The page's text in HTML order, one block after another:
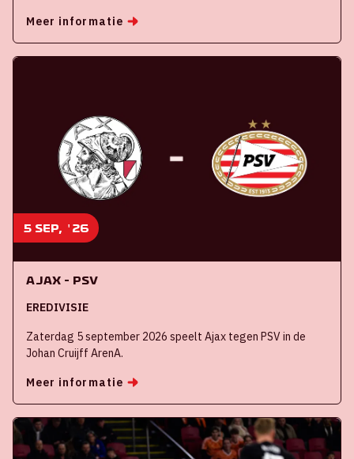
Meer informatie
5 sep, '26
Ajax - PSV
EREDIVISIE
Zaterdag 5 september 2026 speelt Ajax tegen PSV in de
Johan Cruijff ArenA.
Meer informatie